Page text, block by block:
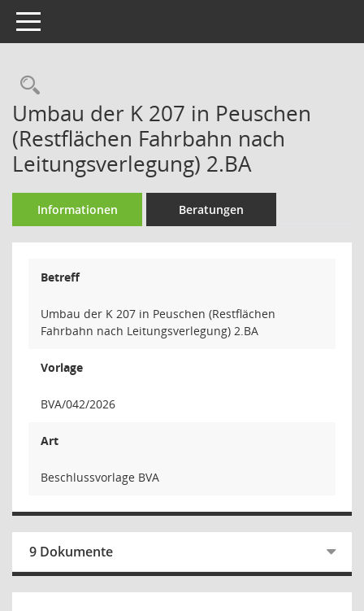
Toggle navigation
Rechercheauswahl
Umbau der K 207 in Peuschen
(Restflächen Fahrbahn nach
Leitungsverlegung) 2.BA
Informationen Beratungen
Betreff
Umbau der K 207 in Peuschen (Restflächen
Fahrbahn nach Leitungsverlegung) 2.BA
Vorlage
BVA/042/2026
Art
Beschlussvorlage BVA
9 Dokumente